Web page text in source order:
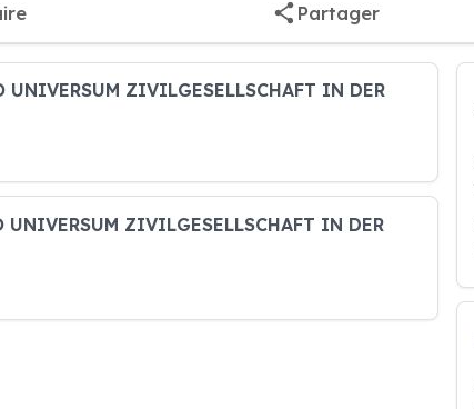
Partager
ZIVILGESELLSCHAFT IN DER
ZIVILGESELLSCHAFT IN DER